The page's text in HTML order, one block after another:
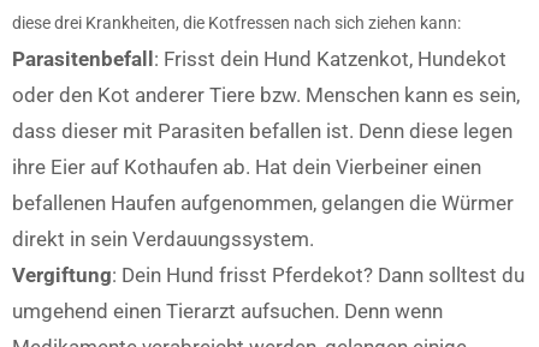
diese drei Krankheiten, die Kotfressen nach sich ziehen kann:
Parasitenbefall: Frisst dein Hund Katzenkot, Hundekot
oder den Kot anderer Tiere bzw. Menschen kann es sein,
dass dieser mit Parasiten befallen ist. Denn diese legen
ihre Eier auf Kothaufen ab. Hat dein Vierbeiner einen
befallenen Haufen aufgenommen, gelangen die Würmer
direkt in sein Verdauungssystem.
Vergiftung: Dein Hund frisst Pferdekot? Dann solltest du
umgehend einen Tierarzt aufsuchen. Denn wenn